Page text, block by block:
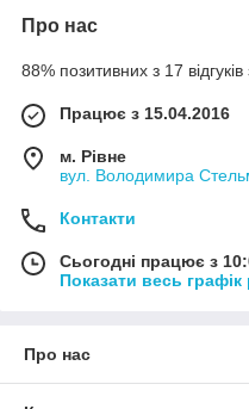
Про нас
88% позитивних з 17 відгуків
Працює з 15.04.2016
м. Рівне
вул. Володимира
Контакти
Сьогодні працює з
Показати весь графік
Про нас